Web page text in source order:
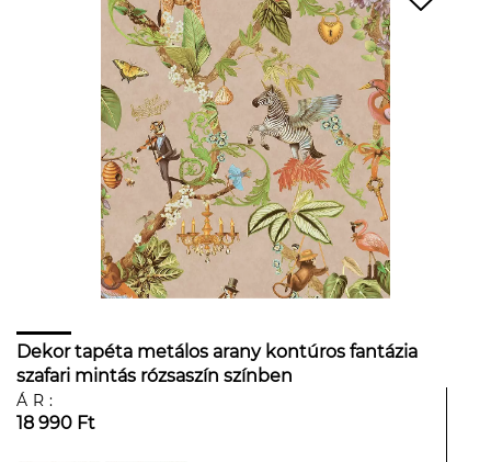
Dekor tapéta metálos arany kontúros fantázia
szafari mintás rózsaszín színben
ÁR:
18 990 Ft